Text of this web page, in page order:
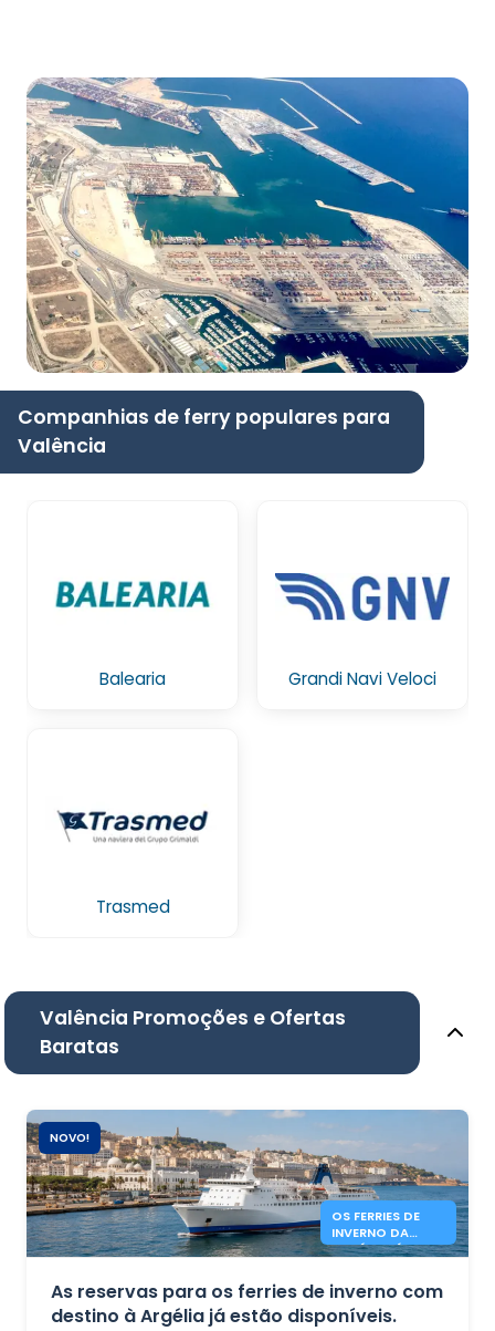
Companhias de ferry populares para
Valência
Balearia Grandi Navi Veloci
Trasmed
Valência Promoções e Ofertas
Baratas
NOVO!
OS FERRIES DE
INVERNO DA
ARGÉLIA JÁ
FUNCIONAMENTO
.
As reservas para os ferries de inverno com
destino à Argélia já estão disponíveis.